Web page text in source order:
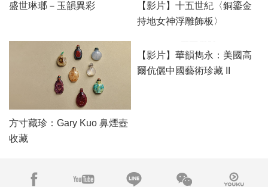
盛世琳瑯－玉韻異彩
【影片】十五世紀〈銅鎏金
持地女神浮雕飾板〉